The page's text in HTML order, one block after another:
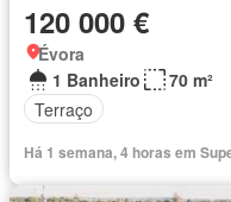
120 000 €
Évora
1 Banheiro
70 m²
Terraço
Há 1 semana, 4 horas em